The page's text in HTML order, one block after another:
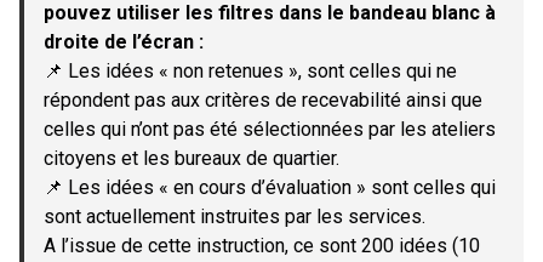
pouvez utiliser les filtres dans le bandeau blanc à
droite de l’écran :
📌 Les idées « non retenues », sont celles qui ne
répondent pas aux critères de recevabilité ainsi que
celles qui n’ont pas été sélectionnées par les ateliers
citoyens et les bureaux de quartier.
📌 Les idées « en cours d’évaluation » sont celles qui
sont actuellement instruites par les services.
A l’issue de cette instruction, ce sont 200 idées (10